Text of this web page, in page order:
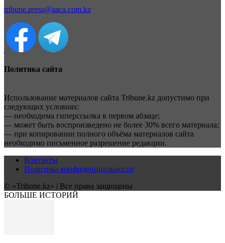
tribune.press@aaca.com.kz
Политика сайта
Использование материалов сайта Tribune.kz допустимо при
следующих условиях:
— необходима гиперссылка в первом абзаце;
— может быть воспроизведено не более 30% всего материала;
— при копировании полного объёма материалов сайта
необходимо письменное разрешение редакции.
Контакты
Политика конфиденциальности
© «Tribune.kz» | Все права защищены
БОЛЬШЕ ИСТОРИЙ